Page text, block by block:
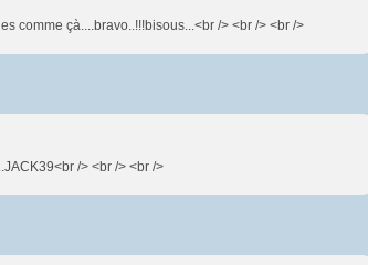
comme çà....bravo..!!!bisous...<br /> <br /> <br />
/> <br /> <br />